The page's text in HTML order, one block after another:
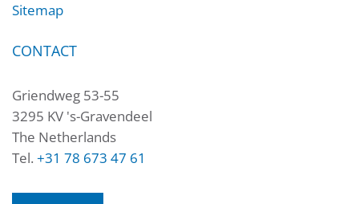
Sitemap
CONTACT
Griendweg 53-55
3295 KV 's-Gravendeel
The Netherlands
Tel. +31 78 673 47 61